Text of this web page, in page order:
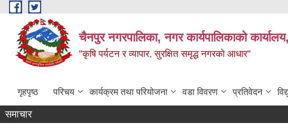
Skip to main content
चैनपुर नगरपालिका, नगर कार्यपालिकाको
"कृषि पर्यटन र व्यापार, सुरक्षित समृद्ध नगरकाे आधार"
गृहपृष्ठ परिचय कार्यक्रम तथा परियोजना वडा विवरण प्रतिवेदन
समाचार